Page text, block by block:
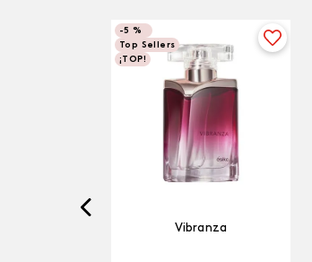
-5 %
Top Sellers
¡TOP!
Vibranza